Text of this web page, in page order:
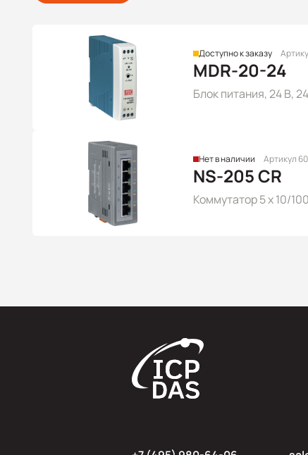
Доступно к заказу
MDR-20-24
Блок питания, 24 В,
Нет в наличии Артикул
NS-205 CR
Коммутатор 5 x 10/